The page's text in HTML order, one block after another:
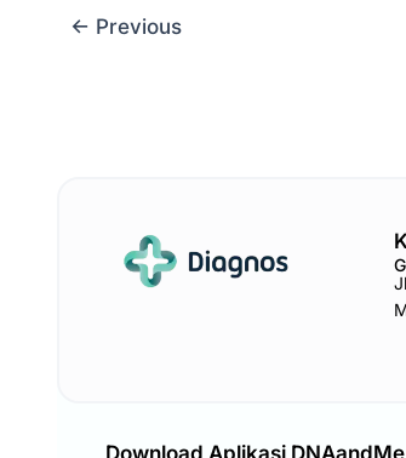
← Previous